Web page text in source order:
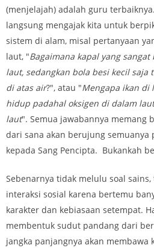
(menjelajah) adalah guru
langsung mengajak kita untuk
sistem di alam, misal pertanyaan
laut, "Bagaimana kapal yang
laut, sedangkan bola besi kecil saja
di atas air?", atau "Mengapa ikan di
hidup padahal oksigen di dalam
laut". Semua jawabannya memang
dari sana akan berujung semuanya
kepada Sang Pencipta. Bukankah
Sebenarnya tidak melulu soal
interaksi sosial karena bertemu
karakter dan kebiasaan setempat.
membentuk sudut pandang dari
jangka panjangnya akan